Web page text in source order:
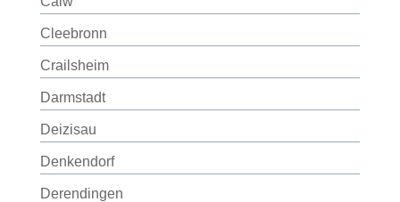
Cleebronn
Crailsheim
Darmstadt
Deizisau
Denkendorf
Derendingen